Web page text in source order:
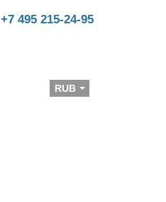
+7 495 215-24-95
RUB